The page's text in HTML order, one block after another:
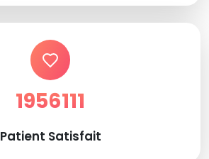
1956111
Patient Satisfait